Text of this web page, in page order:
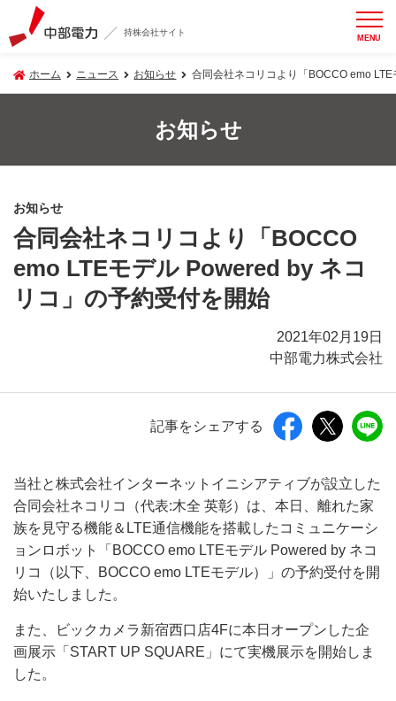
持株会社サイト MENU
ホーム ニュース お知らせ 合同会社ネコリコより「BOCCO emo
お知らせ
お知らせ
合同会社ネコリコより「BOCCO
emo LTEモデル Powered by ネコ
リコ」の予約受付を開始
2021年02月19日
中部電力株式会社
記事をシェアする
当社と株式会社インターネットイニシアティブが設立した
合同会社ネコリコ（代表:木全 英彰）は、本日、離れた家
族を見守る機能＆LTE通信機能を搭載したコミュニケーシ
ョンロボット「BOCCO emo LTEモデル Powered by ネコ
リコ（以下、BOCCO emo LTEモデル）」の予約受付を開
始いたしました。
また、ビックカメラ新宿西口店4Fに本日オープンした企
画展示「START UP SQUARE」にて実機展示を開始しま
した。